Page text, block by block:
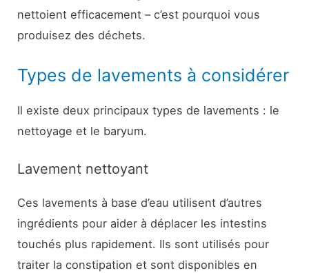
nettoient efficacement – c’est pourquoi vous
produisez des déchets.
Types de lavements à considérer
Il existe deux principaux types de lavements : le
nettoyage et le baryum.
Lavement nettoyant
Ces lavements à base d’eau utilisent d’autres
ingrédients pour aider à déplacer les intestins
touchés plus rapidement. Ils sont utilisés pour
traiter la constipation et sont disponibles en